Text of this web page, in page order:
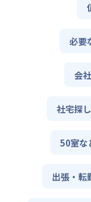
必要
会
社宅探
50室な
出張・転